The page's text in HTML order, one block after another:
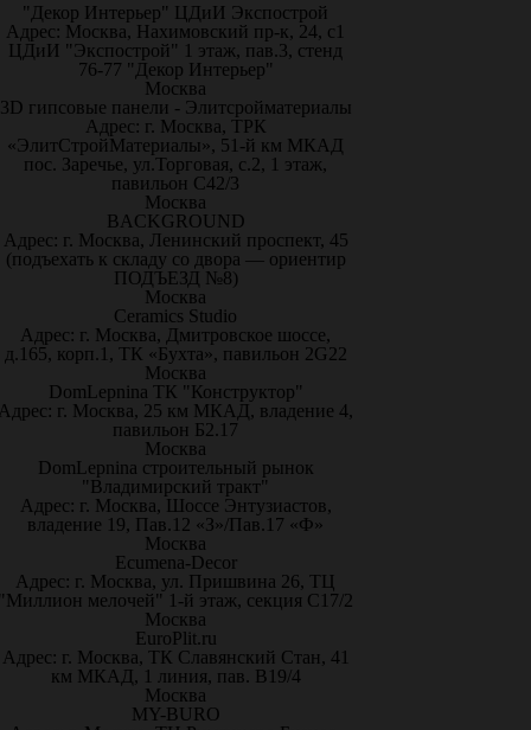
"Декор Интерьер" ЦДиИ Экспострой
Адрес: Москва, Нахимовский пр-к, 24, с1
ЦДиИ "Экспострой" 1 этаж, пав.3, стенд
76-77 "Декор Интерьер"
Москва
3D гипсовые панели - Элитсройматериалы
Адрес: г. Москва, ТРК
«ЭлитСтройМатериалы», 51-й км МКАД
пос. Заречье, ул.Торговая, с.2, 1 этаж,
павильон С42/3
Москва
BACKGROUND
Адрес: г. Москва, Ленинский проспект, 45
(подъехать к складу со двора — ориентир
ПОДЪЕЗД №8)
Москва
Ceramics Studio
Адрес: г. Москва, Дмитровское шоссе,
д.165, корп.1, ТК «Бухта», павильон 2G22
Москва
DomLepnina ТК "Конструктор"
г. Москва, 25 км МКАД, владение 4,
павильон Б2.17
Москва
DomLepnina строительный рынок
"Владимирский тракт"
Адрес: г. Москва, Шоссе Энтузиастов,
владение 19, Пав.12 «З»/Пав.17 «Ф»
Москва
Ecumena-Decor
Адрес: г. Москва, ул. Пришвина 26, ТЦ
мелочей" 1-й этаж, секция С17/2
Москва
EuroPlit.ru
Адрес: г. Москва, ТК Славянский Стан, 41
км МКАД, 1 линия, пав. В19/4
Москва
MY-BURO